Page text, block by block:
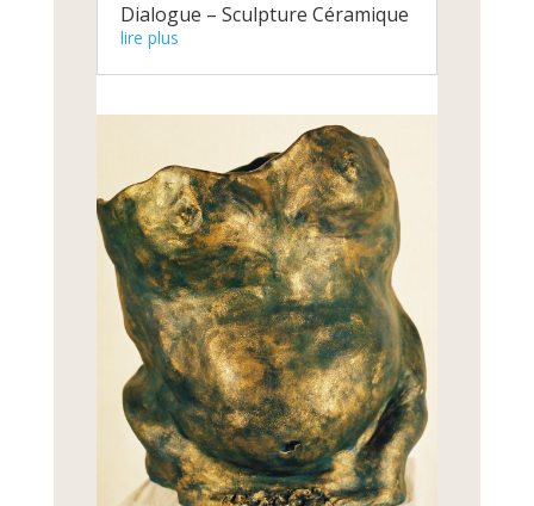
Dialogue – Sculpture Céramique
lire plus